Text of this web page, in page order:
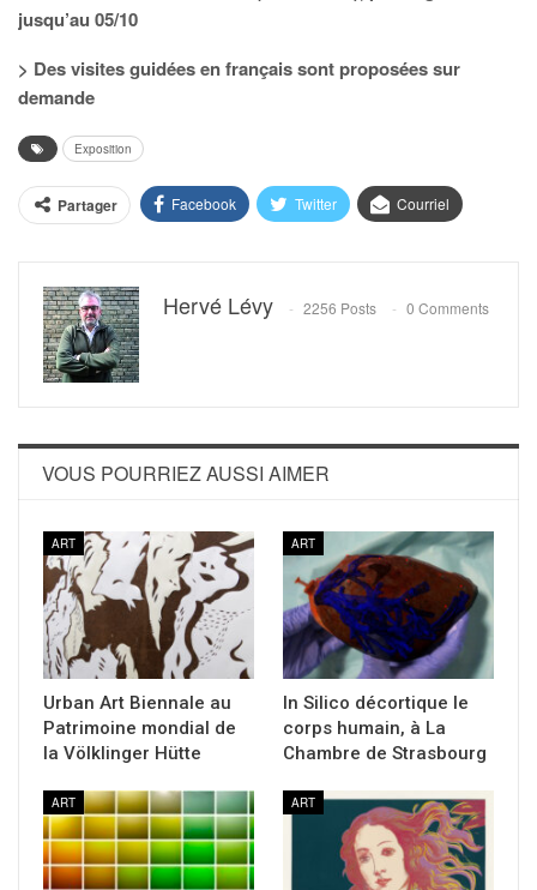
jusqu’au 05/10
> Des visites guidées en français sont proposées sur
demande
Exposition
Partager Facebook Twitter Courriel
Hervé Lévy 2256 Posts 0 Comments
VOUS POURRIEZ AUSSI AIMER
ART
Urban Art Biennale au
Patrimoine mondial de
la Völklinger Hütte
ART
In Silico décortique le
corps humain, à La
Chambre de Strasbourg
ART ART